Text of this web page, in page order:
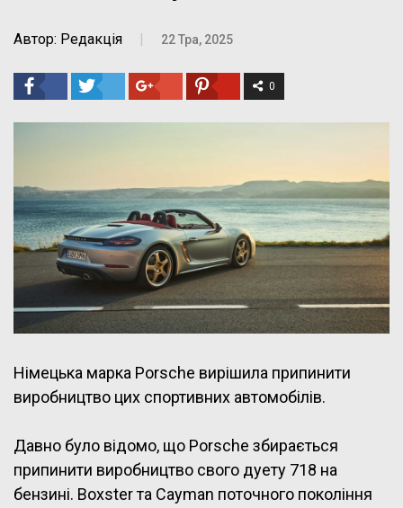
Автор: Редакція | 22 Тра, 2025
0
Німецька марка Porsche вирішила припинити
виробництво цих спортивних автомобілів.
Давно було відомо, що Porsche збирається
припинити виробництво свого дуету 718 на
бензині. Boxster та Cayman поточного покоління